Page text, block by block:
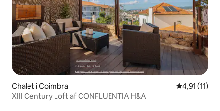
Chalet i Coimbra 4,91 ud af 5
4,91 (11)
XIII Century Loft af CONFLUENTIA H&A